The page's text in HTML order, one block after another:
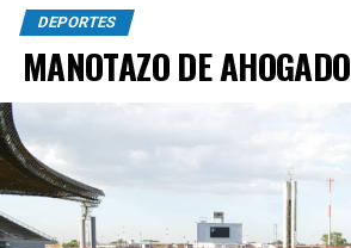
DEPORTES
MANOTAZO DE AHOGADO